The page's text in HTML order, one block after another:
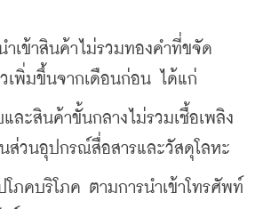
าสินค้าไม่รวมทองคำที่ขจัด
เพิ่มขึ้นจากเดือนก่อน
ได้แก่
นค้าขั้นกลางไม่รวมเชื้อเพลิง
นส่วนอุปกรณ์สื่อสารและวัสดุโลหะ
บริโภค ตามการนำเข้าโทรศัพท์